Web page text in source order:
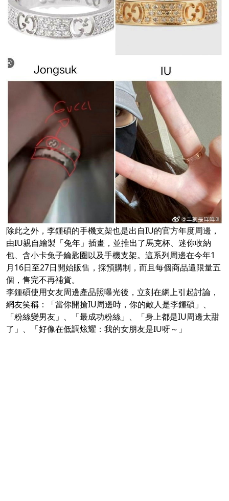
除此之外，李鍾碩的手機支架也是出自IU的官方年度周邊，
由IU親自繪製「兔年」插畫，並推出了馬克杯、迷你收納
包、含小卡兔子鑰匙圈以及手機支架。這系列周邊在今年1
月16日至27日開始販售，採預購制，而且每個商品還限量五
個，售完不再補貨。
李鍾碩使用女友周邊產品照曝光後，立刻在網上引起討論，
網友笑稱：「當你開搶IU周邊時，你的敵人是李鍾碩」、
「粉絲變男友」、「最成功粉絲」、「身上都是IU周邊太甜
了」、「好像在低調炫耀：我的女朋友是IU呀～」